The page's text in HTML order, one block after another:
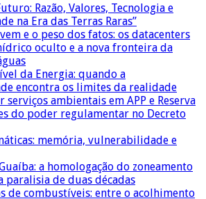
Razão, Valores, Tecnologia e
na Era das Terras Raras”
e o peso dos fatos: os datacenters
oculto e a nova fronteira da
da Energia: quando a
encontra os limites da realidade
serviços ambientais em APP e Reserva
do poder regulamentar no Decreto
memória, vulnerabilidade e
a homologação do zoneamento
paralisia de duas décadas
de combustíveis: entre o acolhimento